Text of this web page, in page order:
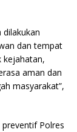
dilakukan
dan tempat
kejahatan,
aman dan
masyarakat”,
Polres